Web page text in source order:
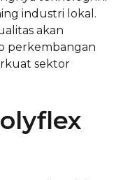
industri lokal.
akan
perkembangan
sektor